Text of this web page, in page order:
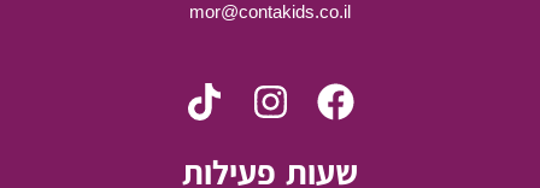
mor@contakids.co.il
שעות פעילות